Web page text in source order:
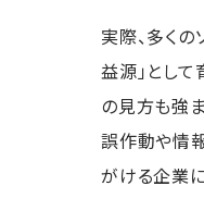
実際、多く
益源」とし
の見方も強
誤作動や情
がける企業